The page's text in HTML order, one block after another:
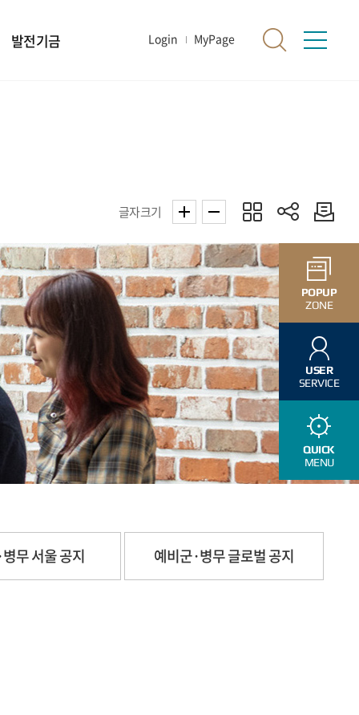
발전기금 Login MyPage
POPUP
ZONE
USER
SERVICE
QUICK
MENU
글자크기
무 서울 공지 예비군·병무 글로벌 공지